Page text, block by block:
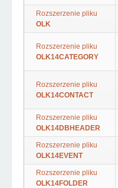
Rozszerzenie pliku
OLK
Rozszerzenie pliku
OLK14CATEGORY
Rozszerzenie pliku
OLK14CONTACT
Rozszerzenie pliku
OLK14DBHEADER
Rozszerzenie pliku
OLK14EVENT
Rozszerzenie pliku
OLK14FOLDER